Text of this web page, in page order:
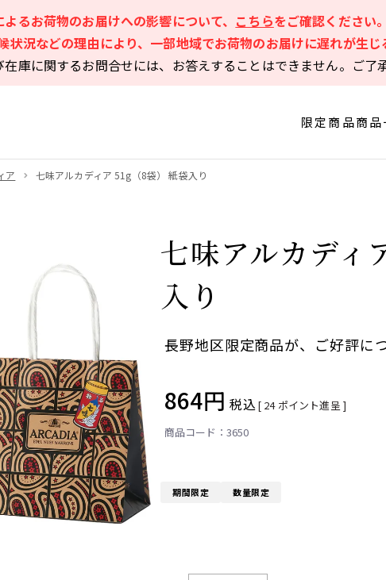
るお荷物のお届けへの影響について、 こちらをご確認ください
状況などの理由により、一部地域でお荷物のお届けに遅れが生
在庫に関するお問合せには、お答えすることはできません。ご了
限定商品商
ア 七味アルカディア 51g（8袋） 紙袋入り
七味アルカディ
入り
長野地区限定商品が、ご好評に
864 税込 [ 24 ポイント進呈 ]
3650
期間限定 数量限定